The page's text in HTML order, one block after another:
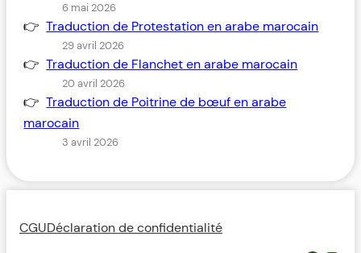
6 mai 2026
Traduction de Protestation en arabe marocain
29 avril 2026
Traduction de Flanchet en arabe marocain
20 avril 2026
Traduction de Poitrine de bœuf en arabe
marocain
3 avril 2026
CGUDéclaration de confidentialité